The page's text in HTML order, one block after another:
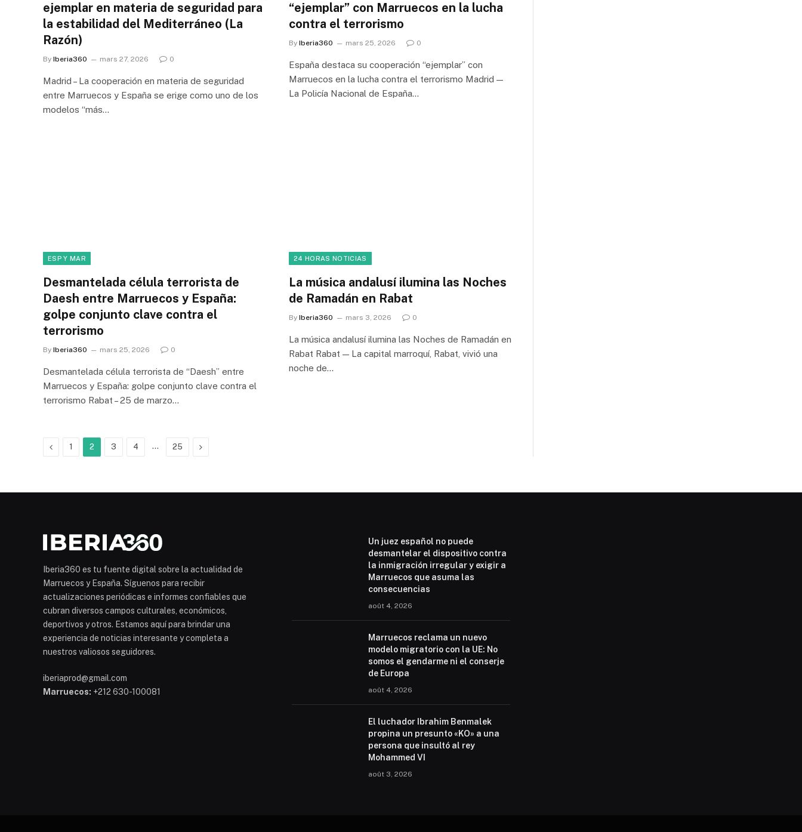
ejemplar en materia de seguridad para
la estabilidad del Mediterráneo (La
Razón)
By Iberia360 mars 27, 2026 0
Madrid – La cooperación en materia de seguridad
entre Marruecos y España se erige como uno de los
modelos “más…
“ejemplar” con Marruecos en la lucha
contra el terrorismo
By Iberia360 mars 25, 2026 0
España destaca su cooperación “ejemplar” con
Marruecos en la lucha contra el terrorismo Madrid —
La Policía Nacional de España…
ESP Y MAR
Desmantelada célula terrorista de
Daesh entre Marruecos y España:
golpe conjunto clave contra el
terrorismo
By Iberia360 mars 25, 2026 0
Desmantelada célula terrorista de “Daesh” entre
Marruecos y España: golpe conjunto clave contra el
terrorismo Rabat – 25 de marzo…
24 HORAS NOTICIAS
La música andalusí ilumina las Noches
de Ramadán en Rabat
By Iberia360 mars 3, 2026 0
La música andalusí ilumina las Noches de Ramadán en
Rabat Rabat — La capital marroquí, Rabat, vivió una
noche de…
Previous
1 2 3 4 … 25 Next
Iberia360 es tu fuente digital sobre la actualidad de
Marruecos y España. Síguenos para recibir
actualizaciones periódicas e informes confiables que
cubran diversos campos culturales, económicos,
deportivos y otros. Estamos aquí para brindar una
experiencia de noticias interesante y completa a
nuestros valiosos seguidores.
iberiaprod@gmail.com
Marruecos: +212 630-100081
Un juez español no puede
desmantelar el dispositivo contra
la inmigración irregular y exigir a
Marruecos que asuma las
consecuencias
août 4, 2026
Marruecos reclama un nuevo
modelo migratorio con la UE: No
somos el gendarme ni el conserje
de Europa
août 4, 2026
El luchador Ibrahim Benmalek
propina un presunto «KO» a una
persona que insultó al rey
Mohammed VI
août 3, 2026